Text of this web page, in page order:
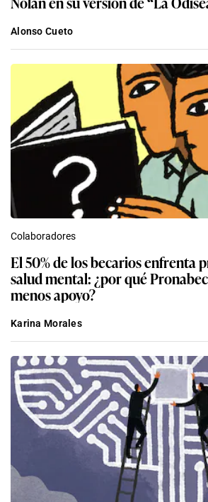
Alonso Cueto
Colaboradores
El 50% de los becarios enfrenta
salud mental: ¿por qué
menos apoyo?
Karina Morales